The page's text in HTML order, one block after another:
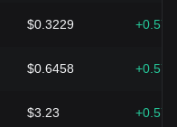
$0.3229
$0.6458
$3.23